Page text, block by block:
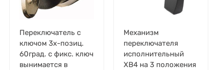
Переключатель с
ключом 3х-позиц.
60град. с фикс. ключ
вынимается в
Механизм
переключателя
исполнительный
ХB4 на 3 положения